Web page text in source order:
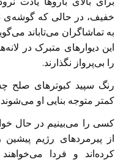
خفیف، در حالی که گوشه‌ی
به تماشاگران می‌تاباند
این دیوارهای متبرک در
را بی‌پرواز نگذارند.
رنگ سپید کبوترهای صلح
کمتر متوجه بنایی او
کسی را می‌بینیم در حال
از پیرمردهای رژیم
کرده‌اند و فردا